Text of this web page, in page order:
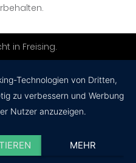
in Freising.
Technologien von Dritten,
zu verbessern und Werbung
Nutzer anzuzeigen.
MEHR